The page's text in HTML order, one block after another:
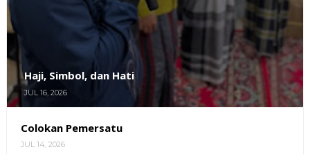
Haji, Simbol, dan Hati
JUL 16, 2026
Colokan Pemersatu
JUL 14, 2026